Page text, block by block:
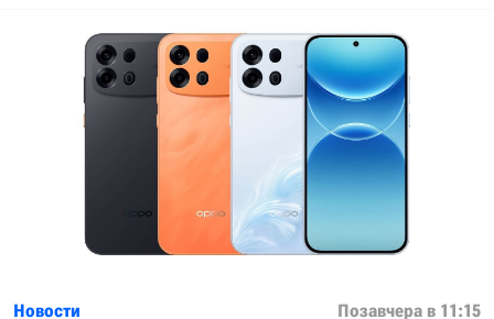
Новости Позавчера в 11:15